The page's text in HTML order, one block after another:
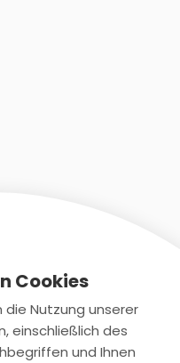
Cookies
die Nutzung unserer
einschließlich des
und Ihnen